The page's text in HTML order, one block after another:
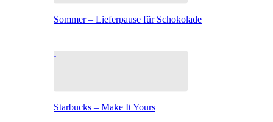
Sommer – Lieferpause für Schokolade
Starbucks – Make It Yours